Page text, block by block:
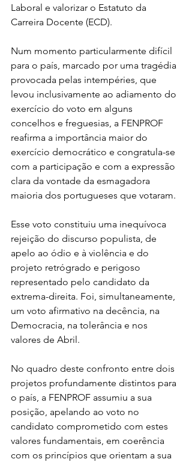
Laboral e valorizar o Estatuto da
Carreira Docente (ECD).
Num momento particularmente difícil
para o país, marcado por uma tragédia
provocada pelas intempéries, que
levou inclusivamente ao adiamento do
exercício do voto em alguns
concelhos e freguesias, a FENPROF
reafirma a importância maior do
exercício democrático e congratula-se
com a participação e com a expressão
clara da vontade da esmagadora
maioria dos portugueses que votaram.
Esse voto constituiu uma inequívoca
rejeição do discurso populista, de
apelo ao ódio e à violência e do
projeto retrógrado e perigoso
representado pelo candidato da
extrema-direita. Foi, simultaneamente,
um voto afirmativo na decência, na
Democracia, na tolerância e nos
valores de Abril.
No quadro deste confronto entre dois
projetos profundamente distintos para
o país, a FENPROF assumiu a sua
posição, apelando ao voto no
candidato comprometido com estes
valores fundamentais, em coerência
com os princípios que orientam a sua